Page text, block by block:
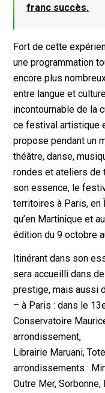
franc succès.
Fort de cette
une programmation
encore plus
entre langue et
incontournable de la
ce festival artistique
propose pendant un
théâtre, danse,
rondes et ateliers de
son essence, le
territoires à Paris, en
qu’en Martinique et
édition du 9 octobre
Itinérant dans son
sera accueilli dans
prestige, mais aussi
– à Paris : dans le
Conservatoire
arrondissement,
Librairie Maruani,
arrondissements :
Outre Mer,